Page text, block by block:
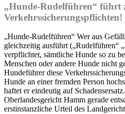
„Hunde-Rudelführen“ führt
Verkehrssicherungspflichten!
„Hunde-Rudelführen“ Wer aus
gleichzeitig ausführt („Rudelführen“
verpflichtet, sämtliche Hunde so zu
Menschen oder andere Hunde nicht
Hundeführer diese
Hunde an einer fremden Person
haftet er eindeutig auf
Oberlandesgericht Hamm gerade
erstinstanzliche Urteil des